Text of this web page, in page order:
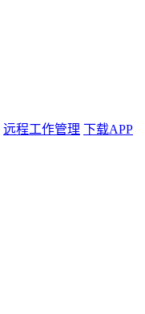
远程工作管理 下载APP